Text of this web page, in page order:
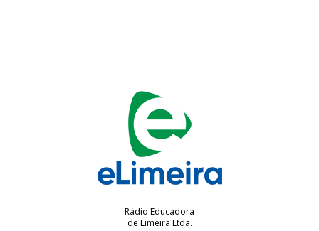
Rádio Educadora
de Limeira Ltda.